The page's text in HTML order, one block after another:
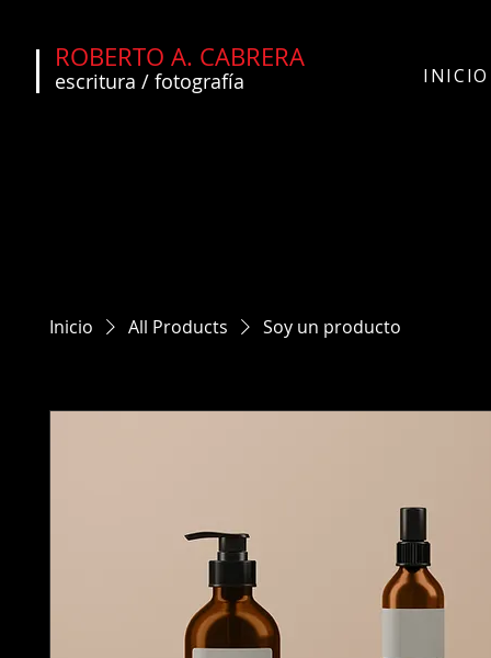
ROBERTO A. CABRERA
escritura / fotografía INICIO
Inicio All Products Soy un producto